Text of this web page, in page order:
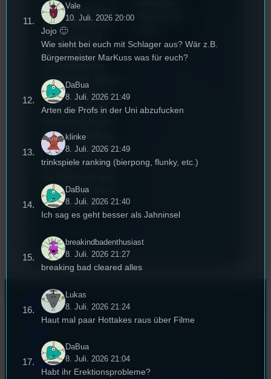
Stummfilmfestivals
Deutschland und
wurde auch mit
2022 gekürt. Diesen
Sommer geht das
Festival in die 44.
die Festivalleitung,
hat sich für uns Zeit
genommen um die
rund um das Event
zu beantworten.
Kontakt
Satzung
Vale
10. Juli. 2026 20:00
Jojo 🙂
Wie sieht bei euch mit Schlager aus? Wär z.B.
Bürgermeister MarKuss was für euch?
DaBua
8. Juli. 2026 21:49
Arten die Profs in der Uni abzufucken
klinke
8. Juli. 2026 21:49
trinkspiele ranking (bierpong, flunky, etc.)
DaBua
8. Juli. 2026 21:40
Ich sag es geht besser als Jahninsel
breakindbadenthusiast
8. Juli. 2026 21:27
breaking bad cleared alles
Lukas
8. Juli. 2026 21:24
Haut mal paar Hottakes raus über Filme
DaBua
8. Juli. 2026 21:04
Habt ihr Erektionsprobleme?